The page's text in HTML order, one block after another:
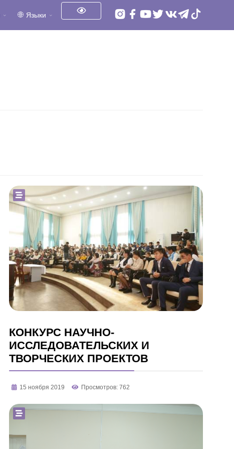
Языки
КОНКУРС НАУЧНО-
ИССЛЕДОВАТЕЛЬСКИХ И
ТВОРЧЕСКИХ ПРОЕКТОВ
15 ноября 2019 Просмотров: 762